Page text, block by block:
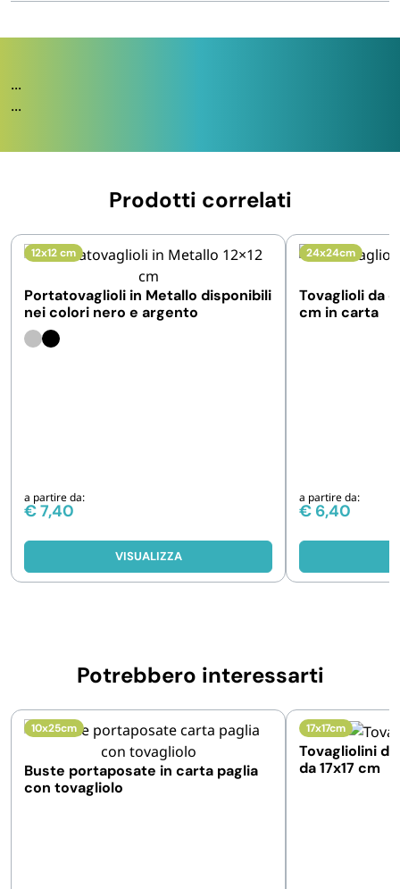
...
...
Prodotti correlati
12x12 cm
Portatovaglioli in Metallo disponibili
nei colori nero e argento
a partire da:
€7,40
VISUALIZZA
24x24cm
Tovaglioli da
cm in carta
a partire da:
€ 6,40
Potrebbero interessarti
10x25cm
Buste portaposate in carta paglia
con tovagliolo
17x17cm
Tovagliolini
da 17x17 cm